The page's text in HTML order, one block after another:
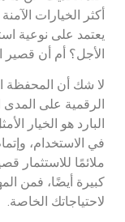
أكثر الخيارات
يعتمد على نوعية
الأجل؟ أم أن قصير
لا شك أن المحفظة
الرقمية على
البارد هو الخيار
في الاستخدام،
ملائمًا للاستثمار
كبيرة أيضًا، فمن
لاحتياجاتك الخاصة.